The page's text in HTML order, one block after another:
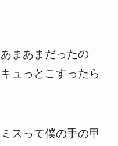
まあまだったの
ュっとこすったら
スって僕の手の甲